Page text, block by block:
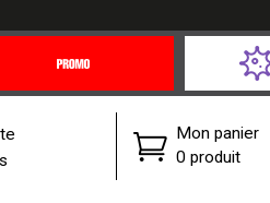
Coronavirus
Mon panier
0 produit